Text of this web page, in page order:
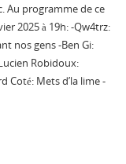
Au programme de ce
2025 à 19h: -Qw4trz:
nos gens -Ben Gi:
Robidoux:
Coté: Mets d’la lime -